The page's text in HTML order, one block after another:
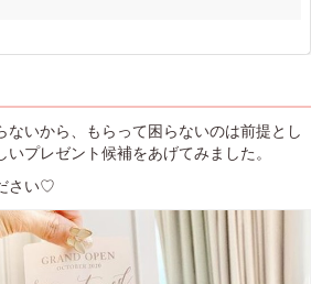
ないから、もらって困らないのは前提とし
プレゼント候補をあげてみました。
さい♡